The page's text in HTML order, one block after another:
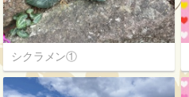
シクラメン①